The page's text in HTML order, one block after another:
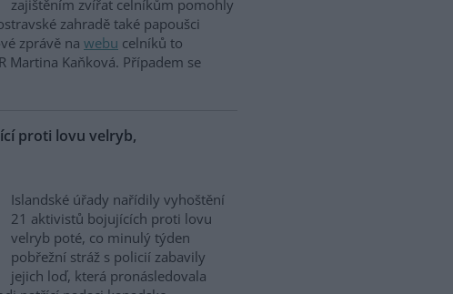
zajištěním zvířat celníkům pomohly
zahradě také papoušci
zprávě na webu celníků to
Martina Kaňková. Případem se
proti lovu velryb,
Islandské úřady nařídily vyhoštění
21 aktivistů bojujících proti lovu
velryb poté, co minulý týden
pobřežní stráž s policií zabavily
jejich loď, která pronásledovala